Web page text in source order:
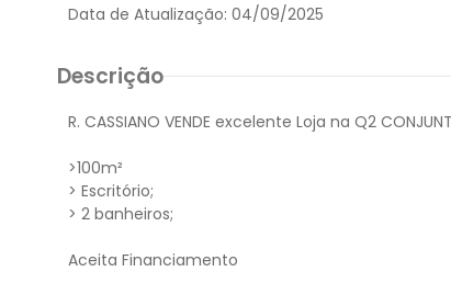
Data de Atualização: 04/09/2025
Descrição
R. CASSIANO VENDE excelente Loja na Q2
>100m²
> Escritório;
> 2 banheiros;
Aceita Financiamento